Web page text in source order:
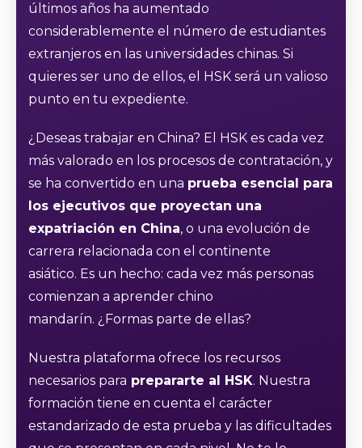
últimos años ha aumentado
considerablemente el número de estudiantes
extranjeros en las universidades chinas. Si
quieres ser uno de ellos, el HSK será un valioso
punto en tu expediente.
¿Deseas trabajar en China? El HSK es cada vez
más valorado en los procesos de contratación, y
se ha convertido en una prueba esencial para
los ejecutivos que proyectan una
expatriación en China, o una evolución de
carrera relacionada con el continente
asiático. Es un hecho: cada vez más personas
comienzan a aprender chino
mandarín. ¿Formas parte de ellas?
Nuestra plataforma ofrece los recursos
necesarios para prepararte al HSK. Nuestra
formación tiene en cuenta el carácter
estandarizado de esta prueba y las dificultades